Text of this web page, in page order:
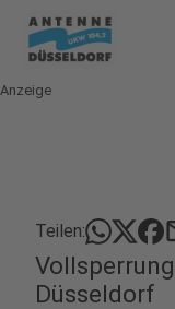
Anzeige
Teilen:
Düsseldorf